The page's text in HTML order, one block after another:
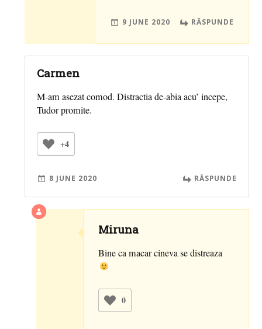
9 JUNE 2020 RĂSPUNDE
Carmen
M-am asezat comod. Distractia de-abia acu’ incepe,
Tudor promite.
+4
8 JUNE 2020 RĂSPUNDE
Miruna
Bine ca macar cineva se distreaza
0